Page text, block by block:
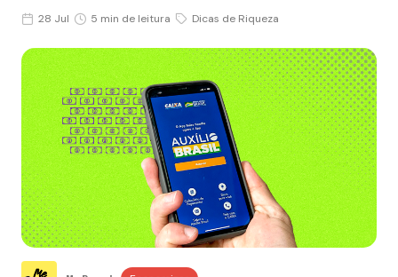
28 Jul 5 min de leitura Dicas de Riqueza